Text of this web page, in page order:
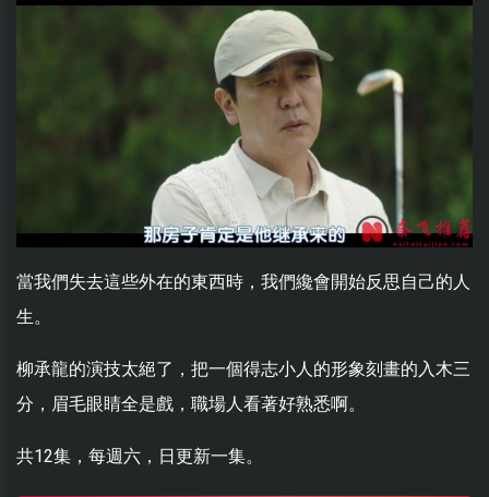
當我們失去這些外在的東西時，我們纔會開始反思自己的人
生。
柳承龍的演技太絕了，把一個得志小人的形象刻畫的入木三
分，眉毛眼睛全是戲，職場人看著好熟悉啊。
共12集，每週六，日更新一集。